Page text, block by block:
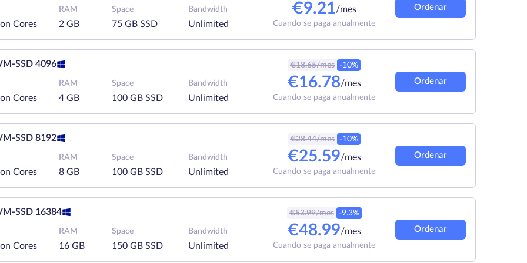
Cores
RAM
2 GB
Space
75 GB SSD
Bandwidth
Unlimited
€9.21/mes
Cuando se paga anualmente
Ordenar
SSD 4096
Cores
RAM
4 GB
Space
100 GB SSD
Bandwidth
Unlimited
€18.65/mes -10%
€16.78/mes
Cuando se paga anualmente
Ordenar
SSD 8192
Cores
RAM
8 GB
Space
100 GB SSD
Bandwidth
Unlimited
€28.44/mes -10%
€25.59/mes
Cuando se paga anualmente
Ordenar
SSD 16384
Cores
RAM
16 GB
Space
150 GB SSD
Bandwidth
Unlimited
€53.99/mes -9.3%
€48.99/mes
Cuando se paga anualmente
Ordenar